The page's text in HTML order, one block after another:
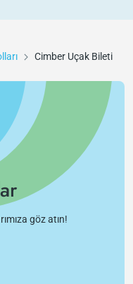
Cimber Uçak Bileti
göz atın!